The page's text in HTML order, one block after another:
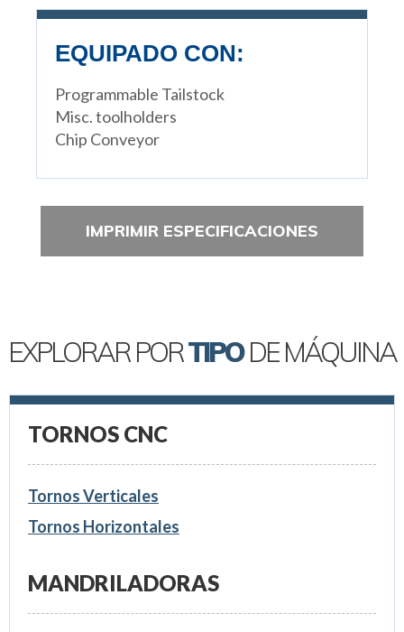
EQUIPADO CON:
Programmable Tailstock
Misc. toolholders
Chip Conveyor
IMPRIMIR ESPECIFICACIONES
EXPLORAR PORTIPODE MÁQUINA
TORNOS CNC
Tornos Verticales
Tornos Horizontales
MANDRILADORAS